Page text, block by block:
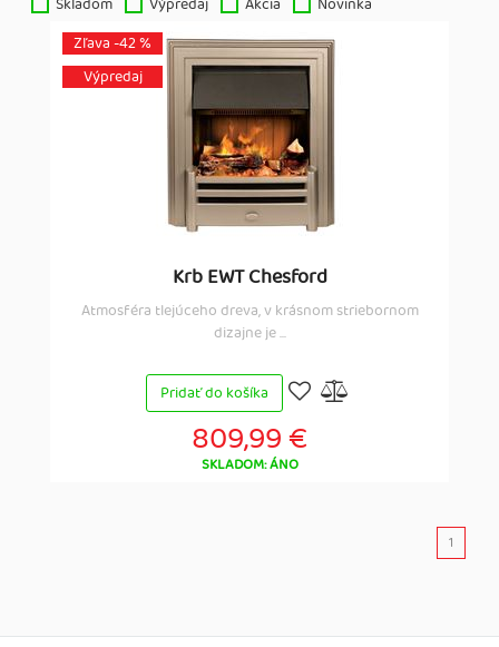
Zľava -42 %
Výpredaj
Krb EWT Chesford
Atmosféra tlejúceho dreva, v krásnom striebornom
dizajne je ...
Pridať do košíka
809,99 €
SKLADOM: ÁNO
1